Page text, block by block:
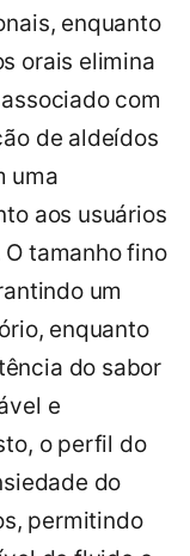
enquanto
orais elimina
com
de aldeídos
uma
aos usuários
tamanho fino
um
enquanto
do sabor
e
o perfil do
do
permitindo